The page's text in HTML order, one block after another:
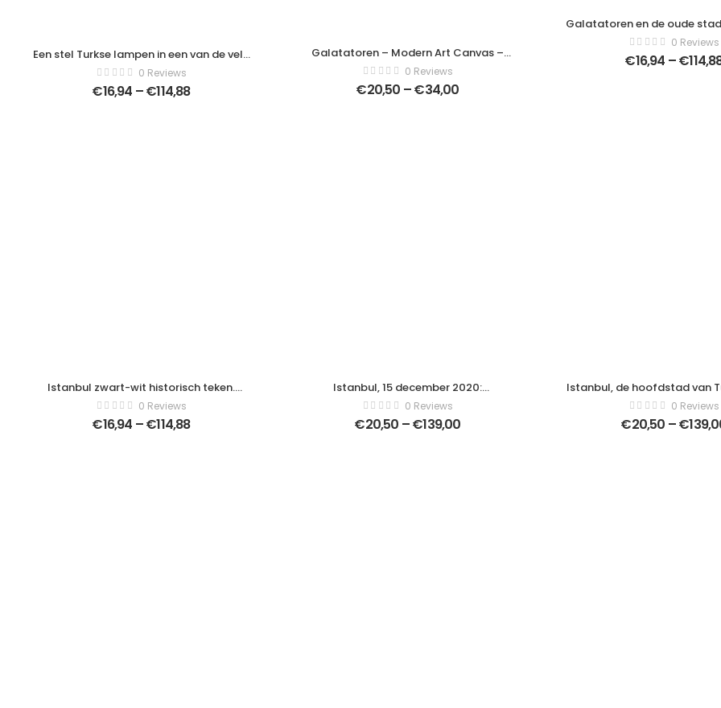
Een stel Turkse lampen in een van de vele
cadeauwinkels in Kemer. Antalya, Turkije.
– Modern Art Canvas – Horizontaal –
737971885
0 Reviews
€16,94 –€114,88
Galatatoren – Modern Art Canvas –
461764258
0 Reviews
€20,50 –€34,00
Galatatoren en de oude
Istanbul, Turkije – Modern
Horizontaal –
0 Reviews
€16,94 –€
Istanbul zwart-wit historisch teken.
Maiden toren vector. Meisjestoren
Istanboel Turkije. meisjestoren –
Moderne schilderijen – Horizontaal –
0 Reviews
€16,94 –€114,88
Istanbul, 15 december 2020:
Vectorillustratieportret van Turkse
dichter Mehmet Akif Ersoy in cartoonstijl
– Modern Art Canvas – Verticaal –
0 Reviews
€20,50 –€139,00
Istanbul, de hoofdstad van
oostelijke toeristische stad –
Canvas – Horizontaal –
0 Reviews
€20,50 –€